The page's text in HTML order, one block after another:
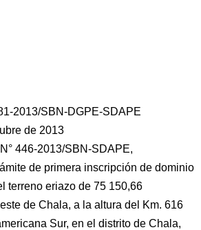
2013/SBN-DGPE-SDAPE
de 2013
446-2013/SBN-SDAPE,
de primera inscripción de dominio
terreno eriazo de 75 150,66
de Chala, a la altura del Km. 616
Sur, en el distrito de Chala,